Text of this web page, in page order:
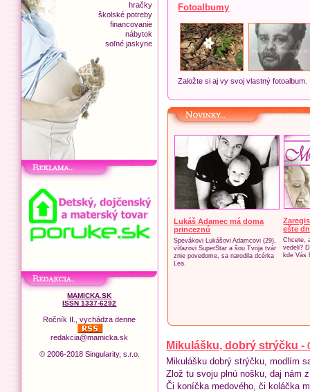
hračky
školské potreby
financovanie
nábytok
soľné jaskyne
MAMICKA.SK
ISSN 1337-6292
Ročník II., vychádza denne
redakcia@mamicka.sk
© 2006-2018 Singularity, s.r.o.
Fotoalbumy
Založte si aj vy svoj vlastný fotoalbum.
Lukáš Adamec má doma
princeznú
Spevákovi Lukášovi Adamcovi (29),
víťazovi SuperStar a šou Tvoja tvár
znie povedome, sa narodila dcérka
Lea.
ešte
Chcete,
vedeli?
kde Vás
Mikulášku, dobrý strýčku -
Mikulášku dobrý strýčku, modlím
Zlož tu svoju plnú nošku, daj nám
Či koníčka medového, či koláčka